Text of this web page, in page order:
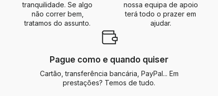
tranquilidade. Se algo
não correr bem,
tratamos do assunto.
nossa equipa de apoio
terá todo o prazer em
ajudar.
Pague como e quando quiser
Cartão, transferência bancária, PayPal... Em
prestações? Temos de tudo.